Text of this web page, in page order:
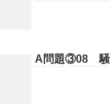
A問題③08 騒